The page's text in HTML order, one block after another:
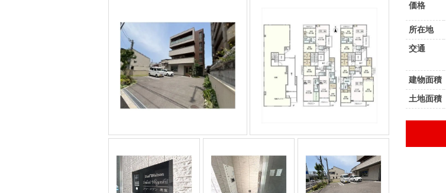
価格
所在地
交通
建物面積
土地面積